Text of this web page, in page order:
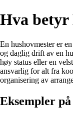
Hva betyr
En hushovmester er
og daglig drift av en
høy status eller en
ansvarlig for alt fra
organisering av
Eksempler